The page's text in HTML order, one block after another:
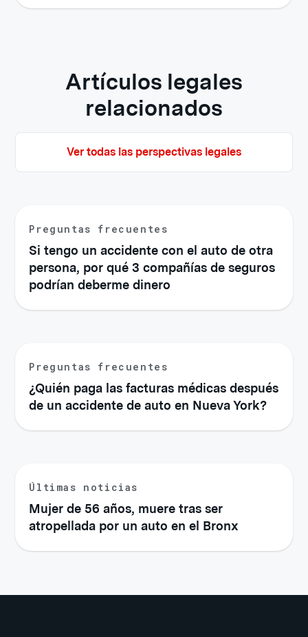
Artículos legales
relacionados
Ver todas las perspectivas legales
Preguntas frecuentes
Si tengo un accidente con el auto de otra
persona, por qué 3 compañías de seguros
podrían deberme dinero
Preguntas frecuentes
¿Quién paga las facturas médicas después
de un accidente de auto en Nueva York?
Últimas noticias
Mujer de 56 años, muere tras ser
atropellada por un auto en el Bronx